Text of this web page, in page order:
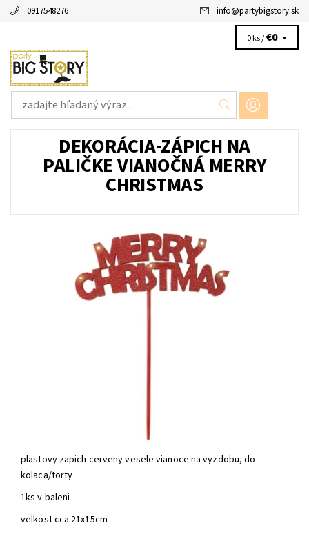
0917548276 info@partybigstory.sk
0 ks /€0
DEKORÁCIA-ZÁPICH NA
PALIČKE VIANOČNÁ MERRY
CHRISTMAS
plastovy zapich cerveny vesele vianoce na vyzdobu, do
kolaca/torty
1ks v baleni
velkost cca 21x15cm